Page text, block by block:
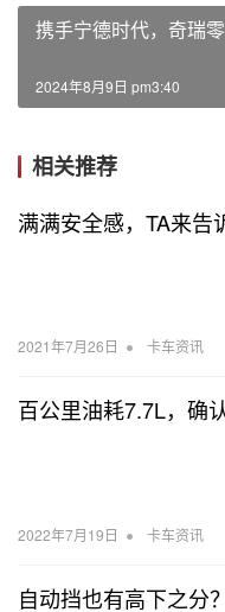
携手宁德时代，奇瑞
2024年8月9日 pm3:40
相关推荐
满满安全感，TA来告
2021年7月26日 • 卡车资讯
百公里油耗7.7L，确
2022年7月19日 • 卡车资讯
自动挡也有高下之分